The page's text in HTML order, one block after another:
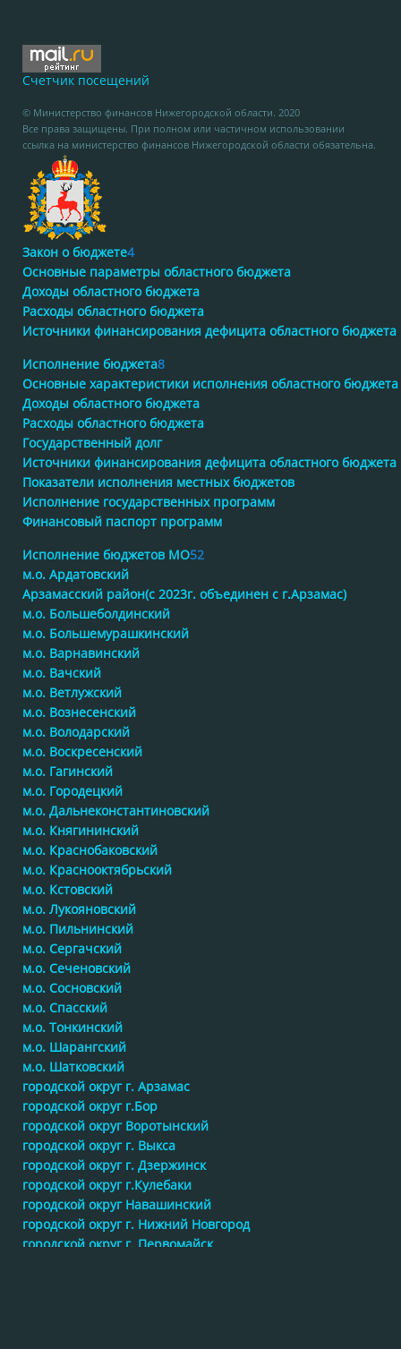
Счетчик посещений
© Министерство финансов Нижегородской области. 2020
Все права защищены. При полном или частичном использовании
ссылка на министерство финансов Нижегородской области обязательна.
Закон о бюджете4
Основные параметры областного бюджета
Доходы областного бюджета
Расходы областного бюджета
Источники финансирования дефицита областного бюджета
Исполнение бюджета8
Основные характеристики исполнения областного бюджета
Доходы областного бюджета
Расходы областного бюджета
Государственный долг
Источники финансирования дефицита областного бюджета
Показатели исполнения местных бюджетов
Исполнение государственных программ
Финансовый паспорт программ
Исполнение бюджетов МО52
м.о. Ардатовский
Арзамасский район(с 2023г. объединен с г.Арзамас)
м.о. Большеболдинский
м.о. Большемурашкинский
м.о. Варнавинский
м.о. Вачский
м.о. Ветлужский
м.о. Вознесенский
м.о. Володарский
м.о. Воскресенский
м.о. Гагинский
м.о. Городецкий
м.о. Дальнеконстантиновский
м.о. Княгининский
м.о. Краснобаковский
м.о. Краснооктябрьский
м.о. Кстовский
м.о. Лукояновский
м.о. Пильнинский
м.о. Сергачский
м.о. Сеченовский
м.о. Сосновский
м.о. Спасский
м.о. Тонкинский
м.о. Шарангский
м.о. Шатковский
городской округ г. Арзамас
городской округ г.Бор
городской округ Воротынский
городской округ г. Выкса
городской округ г. Дзержинск
городской округ г.Кулебаки
городской округ Навашинский
городской округ г. Нижний Новгород
городской округ г. Первомайск